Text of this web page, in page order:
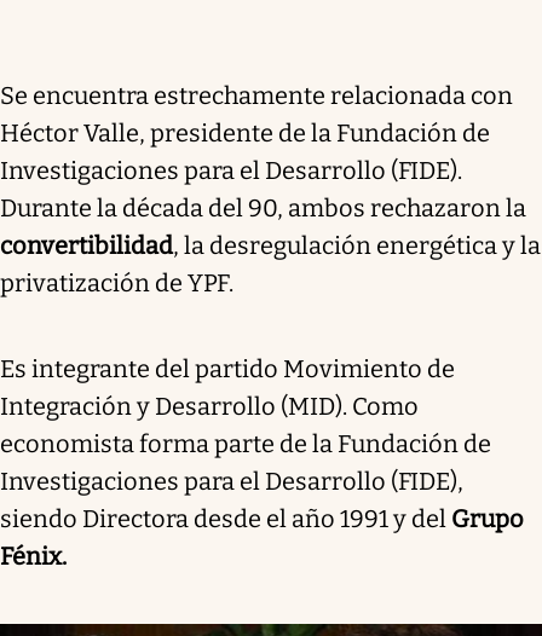
Se encuentra estrechamente relacionada con
Héctor Valle, presidente de la Fundación de
Investigaciones para el Desarrollo (FIDE).
Durante la década del 90, ambos rechazaron la
convertibilidad, la desregulación energética y la
privatización de YPF.
Es integrante del partido Movimiento de
Integración y Desarrollo (MID). Como
economista forma parte de la Fundación de
Investigaciones para el Desarrollo (FIDE),
siendo Directora desde el año 1991 y del Grupo
Fénix.